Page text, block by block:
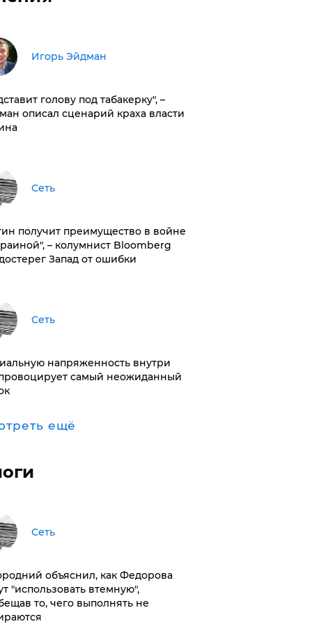
Игорь Эйдман
голову под табакерку", –
описал сценарий краха власти
Сеть
получит преимущество в войне
– колумнист Bloomberg
Запад от ошибки
Сеть
напряженность внутри
самый неожиданный
ещё
Сеть
объяснил, как Федорова
"использовать втемную",
то, чего выполнять не